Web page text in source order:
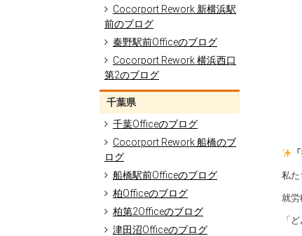
Cocorport Rework 新横浜駅
前のブログ
秦野駅前Officeのブログ
Cocorport Rework 横浜西口
第2のブログ
千葉県
千葉Officeのブログ
Cocorport Rework 船橋のブ
ログ
船橋駅前Officeのブログ
柏Officeのブログ
柏第2Officeのブログ
津田沼Officeのブログ
私た
就労
「